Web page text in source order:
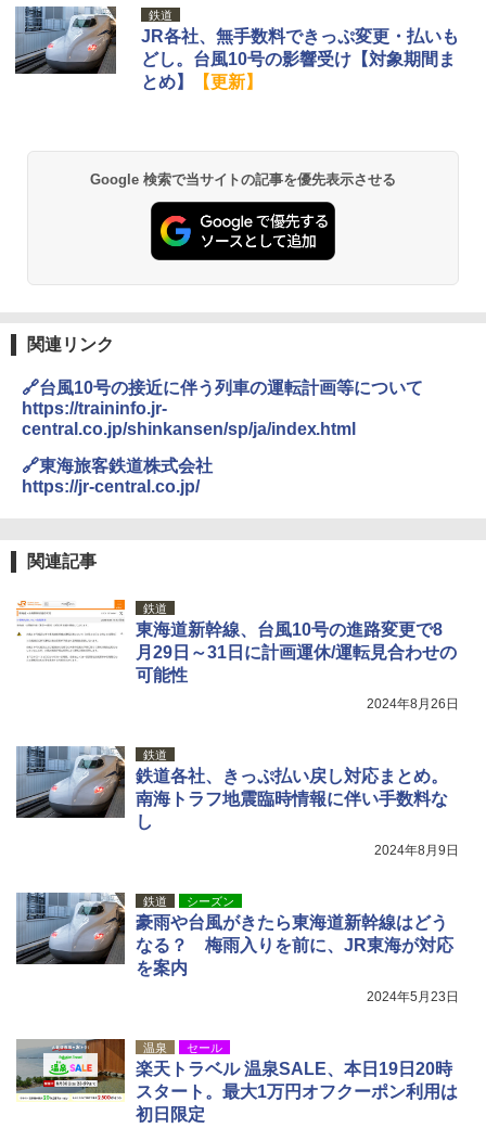
鉄道
JR各社、無手数料できっぷ変更・払いも
どし。台風10号の影響受け【対象期間ま
とめ】
【更新】
Google 検索で当サイトの記事を優先表示させる
関連リンク
🔗台風10号の接近に伴う列車の運転計画等について
https://traininfo.jr-
central.co.jp/shinkansen/sp/ja/index.html
🔗東海旅客鉄道株式会社
https://jr-central.co.jp/
関連記事
鉄道
東海道新幹線、台風10号の進路変更で8
月29日～31日に計画運休/運転見合わせの
可能性
2024年8月26日
鉄道
鉄道各社、きっぷ払い戻し対応まとめ。
南海トラフ地震臨時情報に伴い手数料な
し
2024年8月9日
鉄道 シーズン
豪雨や台風がきたら東海道新幹線はどう
なる？ 梅雨入りを前に、JR東海が対応
を案内
2024年5月23日
温泉 セール
楽天トラベル 温泉SALE、本日19日20時
スタート。最大1万円オフクーポン利用は
初日限定